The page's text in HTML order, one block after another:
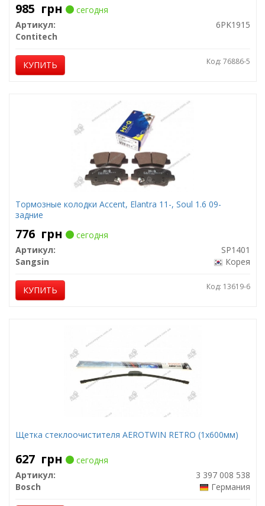
985 грн
сегодня
Артикул:
6PK1915
Contitech
КУПИТЬ Код: 76886-5
Тормозные колодки Accent, Elantra 11-, Soul 1.6 09-
задние
776 грн
сегодня
Артикул:
SP1401
Sangsin
Корея
КУПИТЬ Код: 13619-6
Щетка стеклоочистителя AEROTWIN RETRO (1х600мм)
627 грн
сегодня
Артикул:
3 397 008 538
Bosch
Германия